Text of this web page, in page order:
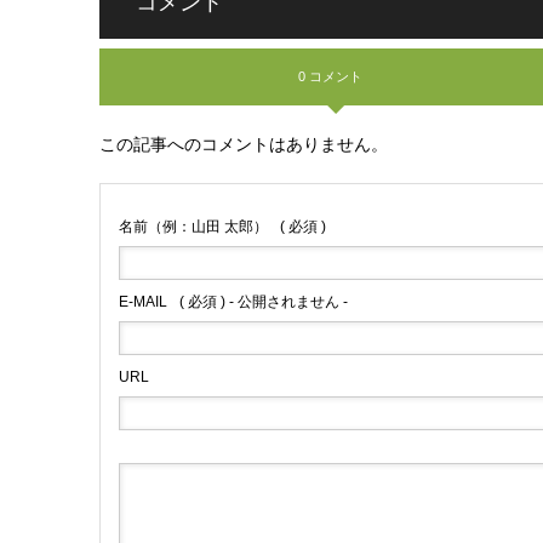
0 コメント
この記事へのコメントはありません。
名前（例：山田 太郎） ( 必須 )
E-MAIL ( 必須 ) - 公開されません -
URL